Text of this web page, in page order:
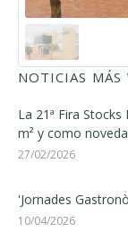
NOTICIAS MÁS
La 21ª Fira
m² y como
27/02/2026
'Jornades
10/04/2026